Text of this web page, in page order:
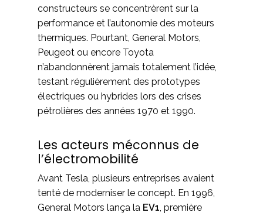
constructeurs se concentrèrent sur la
performance et l’autonomie des moteurs
thermiques. Pourtant, General Motors,
Peugeot ou encore Toyota
n’abandonnèrent jamais totalement l’idée,
testant régulièrement des prototypes
électriques ou hybrides lors des crises
pétrolières des années 1970 et 1990.
Les acteurs méconnus de
l’électromobilité
Avant Tesla, plusieurs entreprises avaient
tenté de moderniser le concept. En 1996,
General Motors lança la EV1, première